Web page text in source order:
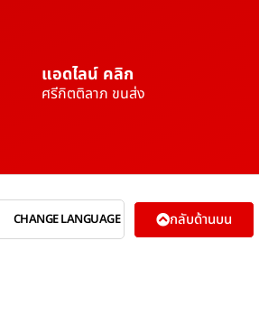
แอดไลน์ คลิก
ศรีกิตติลาภ ขนส่ง
CHANGE LANGUAGE กลับด้านบน